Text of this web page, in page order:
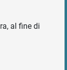
al fine di